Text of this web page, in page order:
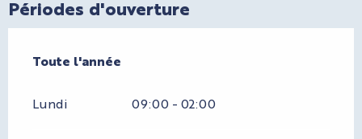
Périodes d'ouverture
Toute l'année
Toute l'année
Lundi 09:00 - 02:00